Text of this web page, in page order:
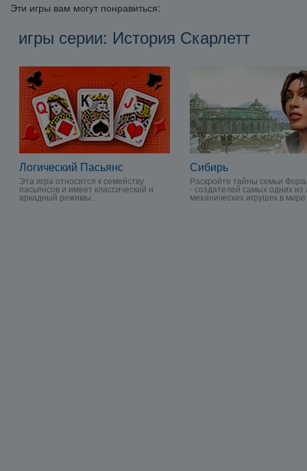
Эти игры вам могут понравиться:
игры серии: История Скарлетт
Логический Пасьянс
Эта игра относится к семейству
пасьянсов и имеет классический и
аркадный режимы.
Сибирь
Раскройте тайны семьи
- создателей самых одних из
механических игрушек в мире